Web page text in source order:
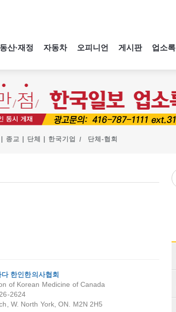
산·재정 자동차 오피니언 게시판 업소록
| 종교 | 단체 | 한국기업 단체-협회
한인한의사협회
of Korean Medicine of Canada
2624
W. North York, ON. M2N 2H5